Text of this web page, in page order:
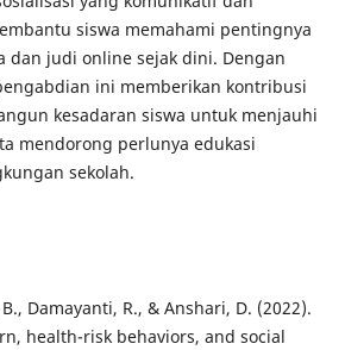
siswa memahami pentingnya
dan judi online sejak dini. Dengan
ini memberikan kontribusi
kesadaran siswa untuk menjauhi
mendorong perlunya edukasi
sekolah.
Damayanti, R., & Anshari, D. (2022).
health-risk behaviors, and social